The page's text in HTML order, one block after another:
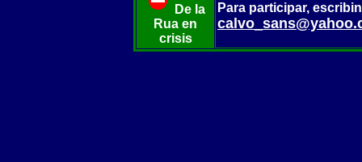
De la
Rua en
crisis
Para participar,